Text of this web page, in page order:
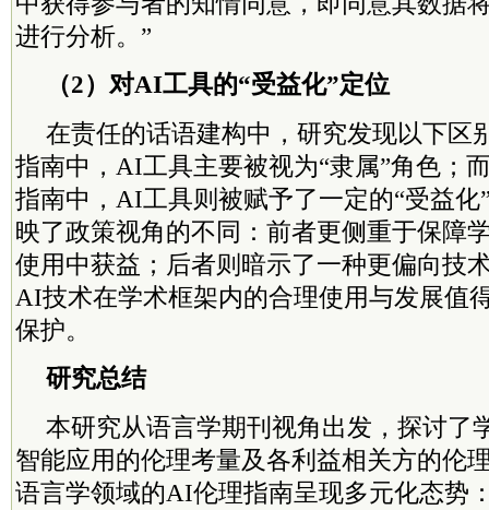
进行分析。”
（2）对AI工具的“受益化”定位
在责任的话语建构中，研究发现以下区
指南中，AI工具主要被视为“隶属”角色；
指南中，AI工具则被赋予了一定的“受益化
映了政策视角的不同：前者更侧重于保障
使用中获益；后者则暗示了一种更偏向技
AI技术在学术框架内的合理使用与发展值
保护。
研究总结
本研究从语言学期刊视角出发，探讨了
智能应用的伦理考量及各利益相关方的伦
语言学领域的AI伦理指南呈现多元化态势